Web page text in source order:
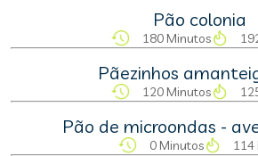
Pão colonia
180 Minutos
Pãezinhos
120 Minutos
Pão de microondas -
0 Minutos 114